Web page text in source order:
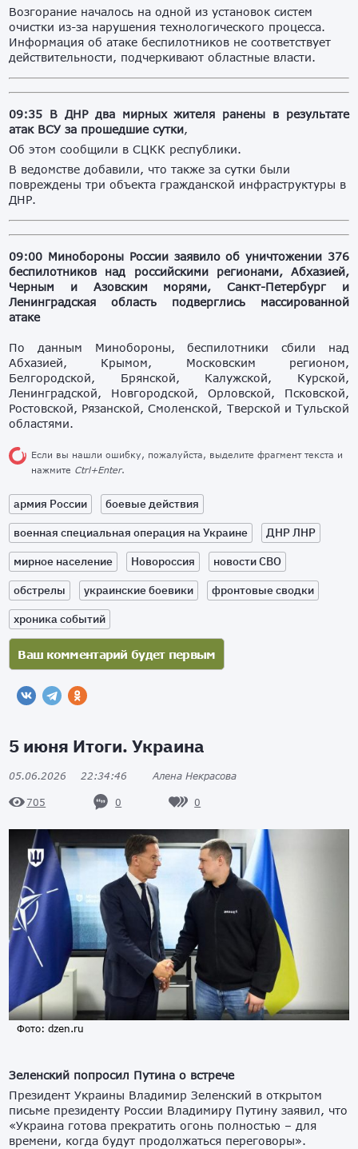
Возгорание началось на одной из установок систем
очистки из-за нарушения технологического процесса.
Информация об атаке беспилотников не соответствует
действительности, подчеркивают областные власти.
09:35 В ДНР два мирных жителя ранены в результате
атак ВСУ за прошедшие сутки,
Об этом сообщили в СЦКК республики.
В ведомстве добавили, что также за сутки были
повреждены три объекта гражданской инфраструктуры в
ДНР.
09:00 Минобороны России заявило об уничтожении 376
беспилотников над российскими регионами, Абхазией,
Черным и Азовским морями, Санкт-Петербург и
Ленинградская область подверглись массированной
атаке
По данным Минобороны, беспилотники сбили над
Абхазией, Крымом, Московским регионом,
Белгородской, Брянской, Калужской, Курской,
Ленинградской, Новгородской, Орловской, Псковской,
Ростовской, Рязанской, Смоленской, Тверской и Тульской
областями.
Если вы нашли ошибку, пожалуйста, выделите фрагмент текста и
нажмите Ctrl+Enter.
армия России
боевые действия
военная специальная операция на Украине
ДНР ЛНР
мирное население
Новороссия
новости СВО
обстрелы
украинские боевики
фронтовые сводки
хроника событий
5 июня Итоги. Украина
05.06.2026 22:34:46 Алена Некрасова
705 0 0
Фото: dzen.ru
Зеленский попросил Путина о встрече
Президент Украины Владимир Зеленский в открытом
письме президенту России Владимиру Путину заявил, что
«Украина готова прекратить огонь полностью – для
времени, когда будут продолжаться переговоры».